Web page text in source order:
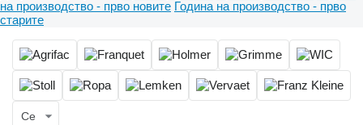
на производство - прво новите Година на производство - прво
старите
Се